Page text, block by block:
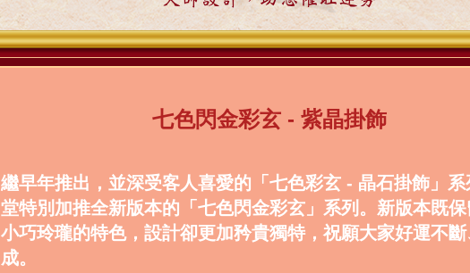
七色閃金彩玄 - 紫晶掛飾
繼早年推出，並深受客人喜愛的「七色彩玄 - 晶石掛飾」
堂特別加推全新版本的「七色閃金彩玄」系列。新版本既
小巧玲瓏的特色，設計卻更加矜貴獨特，祝願大家好運不
成。